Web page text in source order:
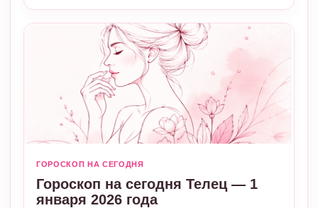
ГОРОСКОП НА СЕГОДНЯ
Гороскоп на сегодня Телец — 1
января 2026 года